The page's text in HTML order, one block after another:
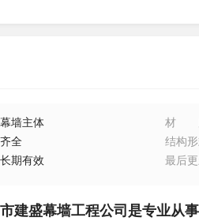
幕墙主体 材
齐全
结构
长期有效
最后
建盛幕墙工程公司是专业从